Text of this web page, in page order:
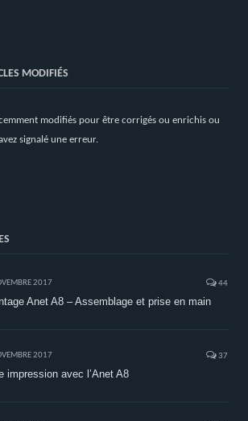
MODIFIÉS
modifiés pour être corrigés ou enrichis ou
signalé une erreur.
2017 44
Anet A8 – Assemblage et prise en main
2017 37
impression avec l’Anet A8